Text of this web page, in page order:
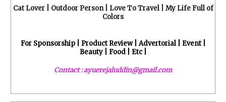
Cat Lover | Outdoor Person | Love To Travel | My Life Full of
Colors
For Sponsorship | Product Review | Advertorial | Event |
Beauty | Food | Etc |
Contact : ayuerejaluddin@gmail.com